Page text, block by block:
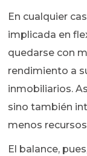
En cualquier
implicada en
quedarse con
rendimiento a
inmobiliarios.
sino también
menos
El balance,